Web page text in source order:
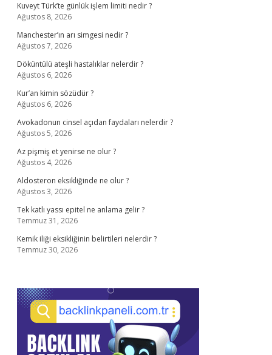
Kuveyt Türk’te günlük işlem limiti nedir ?
Ağustos 8, 2026
Manchester’ın arı simgesi nedir ?
Ağustos 7, 2026
Döküntülü ateşli hastalıklar nelerdir ?
Ağustos 6, 2026
Kur’an kimin sözüdür ?
Ağustos 6, 2026
Avokadonun cinsel açıdan faydaları nelerdir ?
Ağustos 5, 2026
Az pişmiş et yenirse ne olur ?
Ağustos 4, 2026
Aldosteron eksikliğinde ne olur ?
Ağustos 3, 2026
Tek katlı yassı epitel ne anlama gelir ?
Temmuz 31, 2026
Kemik iliği eksikliğinin belirtileri nelerdir ?
Temmuz 30, 2026